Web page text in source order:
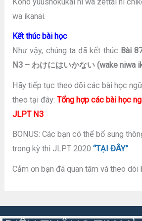
wa ikanai.
Kết thúc bài học
Như vậy, chúng ta đã kết thúc Bài
N3 – わけにはいかない (wake niwa
Hãy tiếp tục theo dõi các bài học
theo tại đây:Tổng hợp các bài học
JLPT N3
BONUS: Các bạn có thể bổ sung
trong kỳ thi JLPT 2020“TẠI ĐÂY”
Cảm ơn bạn đã quan tâm và theo dõi